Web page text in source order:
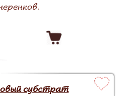
субстрат